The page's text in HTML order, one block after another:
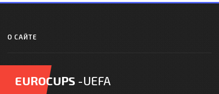
О САЙТЕ
EUROCUPS -UEFA